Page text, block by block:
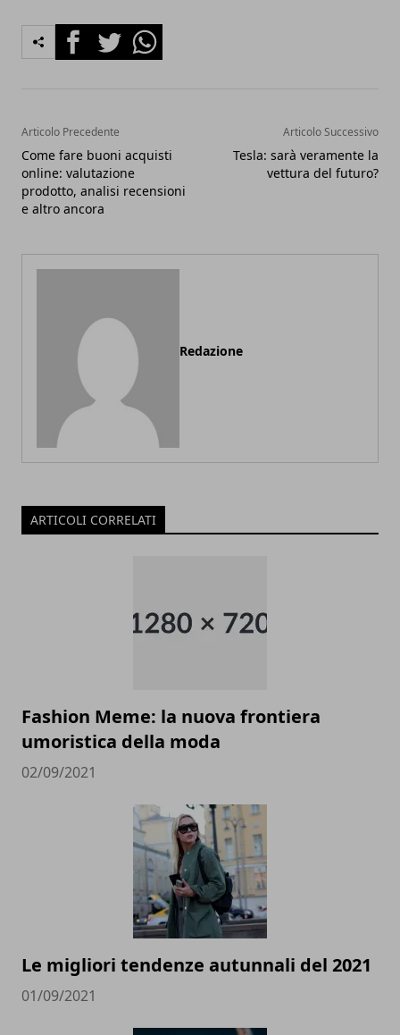
FacebookTwitterWhatsapp
Articolo Precedente
Come fare buoni acquisti
online: valutazione
prodotto, analisi recensioni
e altro ancora
Articolo Successivo
Tesla: sarà veramente la
vettura del futuro?
Redazione
ARTICOLI CORRELATI
Fashion Meme: la nuova frontiera
umoristica della moda
02/09/2021
Le migliori tendenze autunnali del 2021
01/09/2021